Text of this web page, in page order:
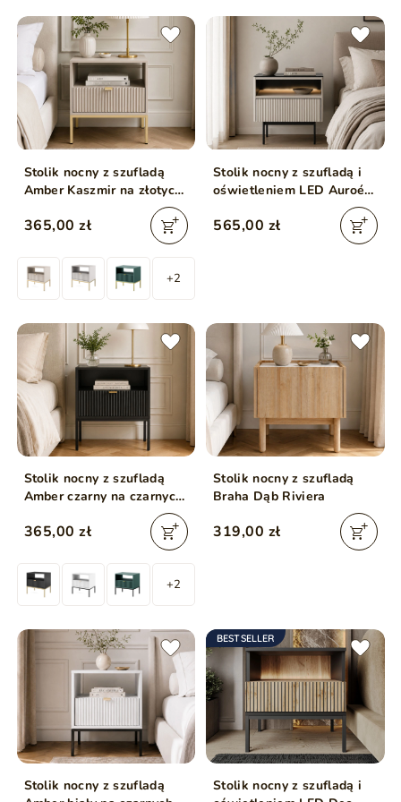
Stolik nocny z szufladą
Amber Kaszmir na złotych
365,00 zł
+2
Stolik nocny z szufladą i
oświetleniem LED Auroé
565,00 zł
Stolik nocny z szufladą
Amber czarny na czarnych
365,00 zł
+2
Stolik nocny z szufladą
Braha Dąb Riviera
319,00 zł
Stolik nocny z szufladą
BESTSELLER
Stolik nocny z szufladą i